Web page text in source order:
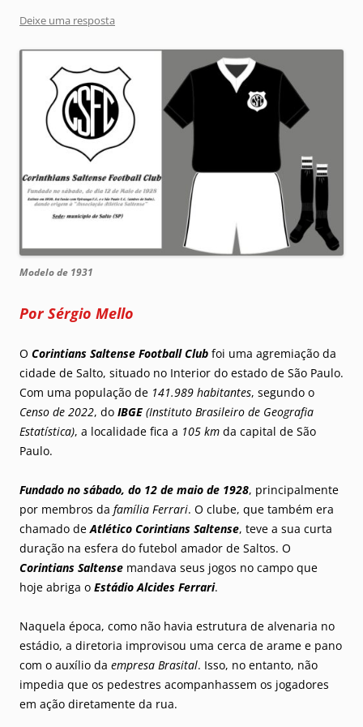
Deixe uma resposta
Modelo de 1931
Por Sérgio Mello
O Corintians Saltense Football Club foi uma agremiação da
cidade de Salto, situado no Interior do estado de São Paulo.
Com uma população de 141.989 habitantes, segundo o
Censo de 2022, do IBGE (Instituto Brasileiro de Geografia
Estatística), a localidade fica a 105 km da capital de São
Paulo.
Fundado no sábado, do 12 de maio de 1928, principalmente
por membros da família Ferrari. O clube, que também era
chamado deAtlético Corintians Saltense, teve a sua curta
duração na esfera do futebol amador de Saltos. O
Corintians Saltense mandava seus jogos no campo que
hoje abriga o Estádio Alcides Ferrari.
Naquela época, como não havia estrutura de alvenaria no
estádio, a diretoria improvisou uma cerca de arame e pano
com o auxílio da empresa Brasital. Isso, no entanto, não
impedia que os pedestres acompanhassem os jogadores
em ação diretamente da rua.